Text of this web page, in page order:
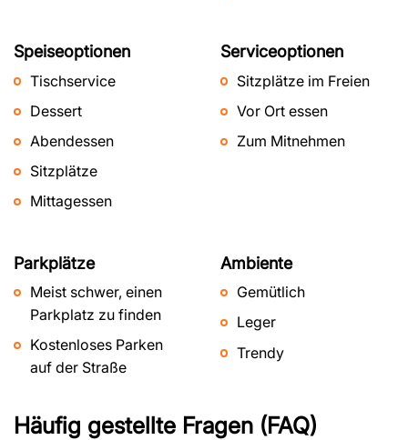
Speiseoptionen
Tischservice
Dessert
Abendessen
Sitzplätze
Mittagessen
Serviceoptionen
Sitzplätze im Freien
Vor Ort essen
Zum Mitnehmen
Parkplätze
Meist schwer, einen
Parkplatz zu finden
Kostenloses Parken
auf der Straße
Ambiente
Gemütlich
Leger
Trendy
Häufig gestellte Fragen (FAQ)